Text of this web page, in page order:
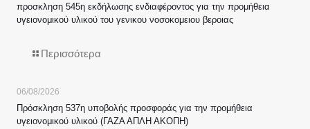
προσκληση 545η εκδήλωσης ενδιαφέροντος για την προμήθεια
υγειονομικού υλικού του γενικου νοσοκομειου βεροιας
Περισσότερα
06/08/2026
Πρόσκληση 537η υποβολής προσφοράς για την προμήθεια
υγειονομικού υλικού (ΓΑΖΑ ΑΠΛΗ ΑΚΟΠΗ)